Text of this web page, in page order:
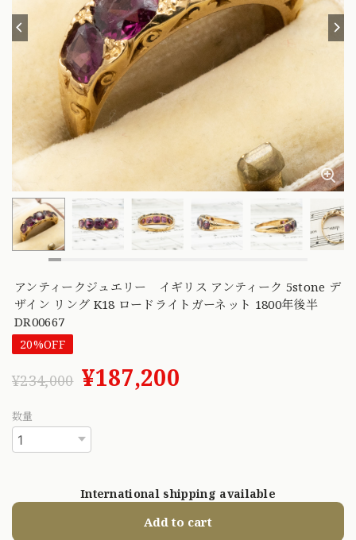
アンティークジュエリー イギリス アンティーク 5stone デ
ザイン リング K18 ロードライトガーネット 1800年後半
DR00667
20%OFF
¥234,000 ¥187,200
数量
International shipping available
Add to cart